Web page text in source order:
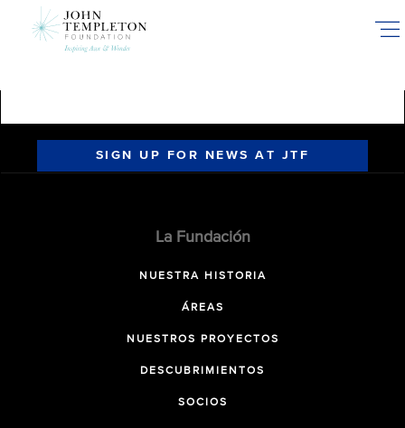
SIGN UP FOR NEWS AT JTF
La Fundación
NUESTRA HISTORIA
ÁREAS
NUESTROS PROYECTOS
DESCUBRIMIENTOS
SOCIOS